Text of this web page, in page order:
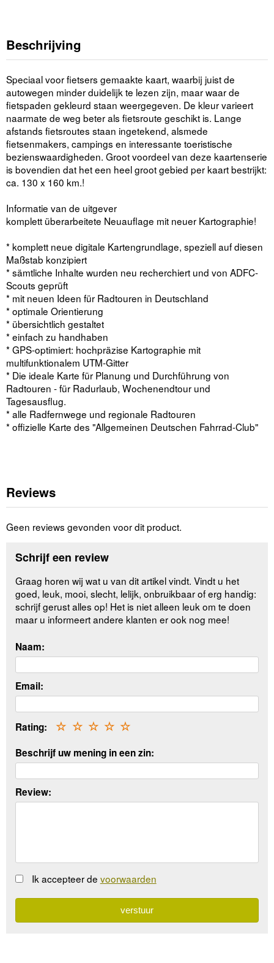
Beschrijving
Speciaal voor fietsers gemaakte kaart, waarbij juist de
autowegen minder duidelijk te lezen zijn, maar waar de
fietspaden gekleurd staan weergegeven. De kleur varieert
naarmate de weg beter als fietsroute geschikt is. Lange
afstands fietsroutes staan ingetekend, alsmede
fietsenmakers, campings en interessante toeristische
bezienswaardigheden. Groot voordeel van deze kaartenserie
is bovendien dat het een heel groot gebied per kaart bestrijkt:
ca. 130 x 160 km.!
Informatie van de uitgever
komplett überarbeitete Neuauflage mit neuer Kartographie!
* komplett neue digitale Kartengrundlage, speziell auf diesen
Maßstab konzipiert
* sämtliche Inhalte wurden neu recherchiert und von ADFC-
Scouts geprüft
* mit neuen Ideen für Radtouren in Deutschland
* optimale Orientierung
* übersichtlich gestaltet
* einfach zu handhaben
* GPS-optimiert: hochpräzise Kartographie mit
multifunktionalem UTM-Gitter
* Die ideale Karte für Planung und Durchführung von
Radtouren - für Radurlaub, Wochenendtour und
Tagesausflug.
* alle Radfernwege und regionale Radtouren
* offizielle Karte des "Allgemeinen Deutschen Fahrrad-Club"
Reviews
Geen reviews gevonden voor dit product.
Schrijf een review
Graag horen wij wat u van dit artikel vindt. Vindt u het
goed, leuk, mooi, slecht, lelijk, onbruikbaar of erg handig:
schrijf gerust alles op! Het is niet alleen leuk om te doen
maar u informeert andere klanten er ook nog mee!
Naam:
Email:
Rating: ☆
☆
☆
☆
☆
Beschrijf uw mening in een zin:
Review:
Ik accepteer de voorwaarden